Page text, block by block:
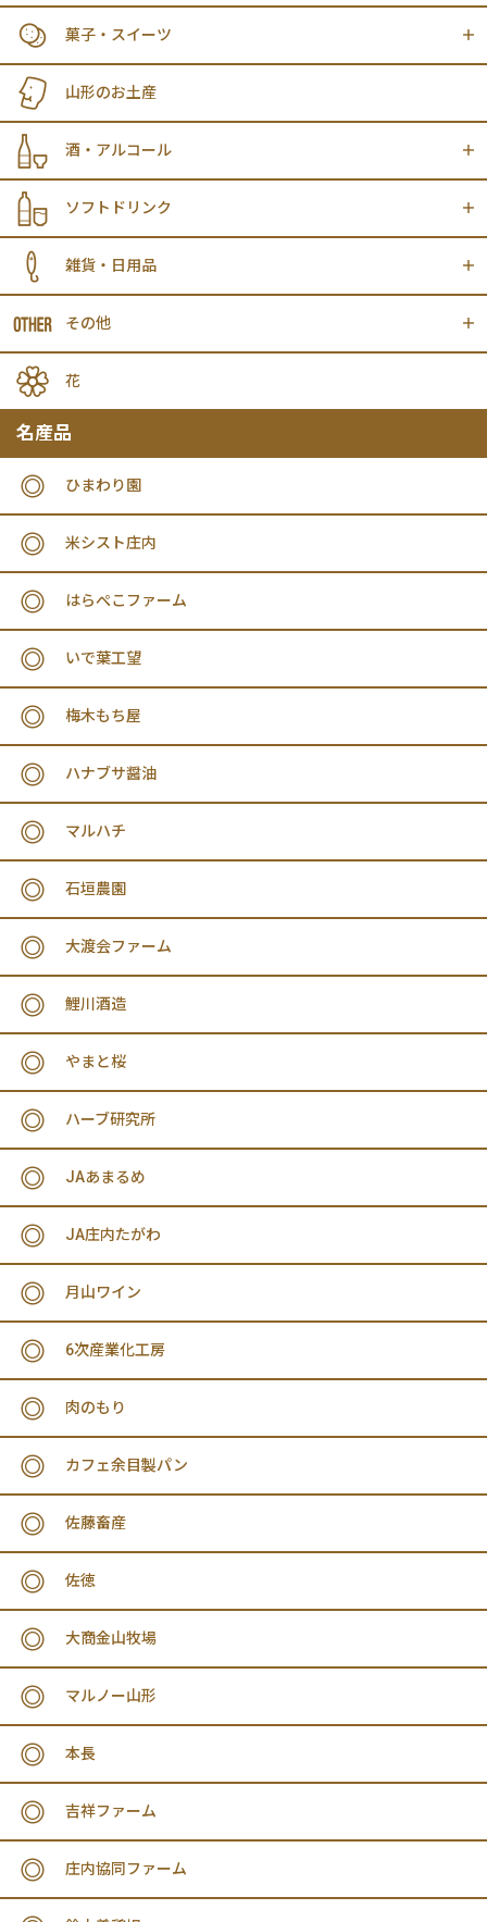
菓子・スイーツ
山形のお土産
酒・アルコール
ソフトドリンク
雑貨・日用品
その他
花
名産品
ひまわり園
米シスト庄内
はらぺこファーム
いで葉工望
梅木もち屋
ハナブサ醤油
マルハチ
石垣農園
大渡会ファーム
鯉川酒造
やまと桜
ハーブ研究所
JAあまるめ
JA庄内たがわ
月山ワイン
6次産業化工房
肉のもり
カフェ余目製パン
佐藤畜産
佐徳
大商金山牧場
マルノー山形
本長
吉祥ファーム
庄内協同ファーム